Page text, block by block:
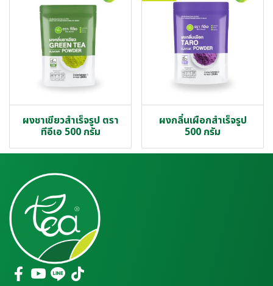
ผงชาเขียวสำเร็จรูป ตรา
ทีอีเอ 500 กรัม
ผงกลิ่นเผือกสำเร็จรูป
500 กรัม